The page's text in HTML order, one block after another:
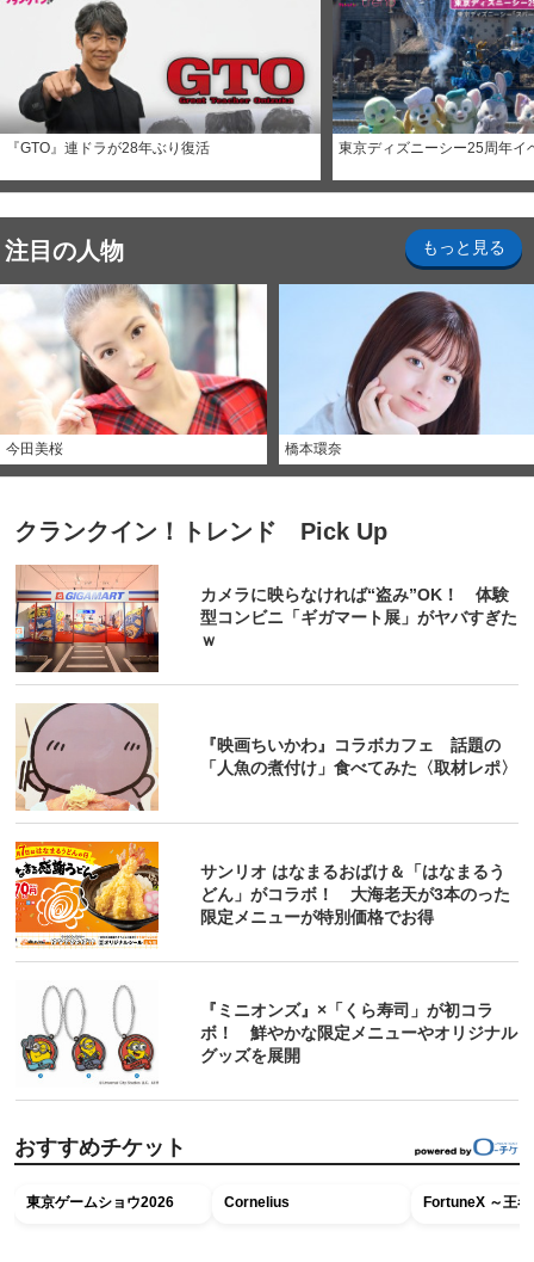
『GTO』連ドラが28年ぶり復活 東京ディズニーシー25周年イ
注目の人物 もっと見る
今田美桜 橋本環奈
クランクイン！トレンド Pick Up
カメラに映らなければ“盗み”OK！ 体験
型コンビニ「ギガマート展」がヤバすぎた
ｗ
『映画ちいかわ』コラボカフェ 話題の
「人魚の煮付け」食べてみた〈取材レポ〉
サンリオ はなまるおばけ＆「はなまるう
どん」がコラボ！ 大海老天が3本のった
限定メニューが特別価格でお得
『ミニオンズ』×「くら寿司」が初コラ
ボ！ 鮮やかな限定メニューやオリジナル
グッズを展開
おすすめチケット
東京ゲームショウ2026 Cornelius FortuneX ～王